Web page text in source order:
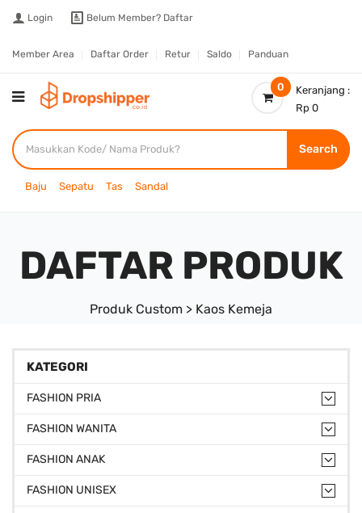
Login Belum Member? Daftar
Member Area Daftar Order Retur Saldo Panduan
0
Keranjang :
Rp 0
Search
Baju Sepatu Tas Sandal
DAFTAR PRODUK
Produk Custom > Kaos Kemeja
KATEGORI
FASHION PRIA
FASHION WANITA
FASHION ANAK
FASHION UNISEX